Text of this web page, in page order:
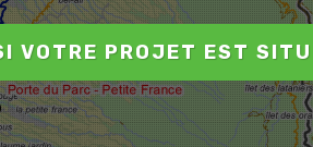
VOTRE PROJET EST